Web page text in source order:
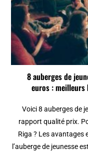
8 auberges de
euros : meilleurs
Voici 8 auberges de
rapport qualité prix.
Riga ? Les avantages
l’auberge de jeunesse